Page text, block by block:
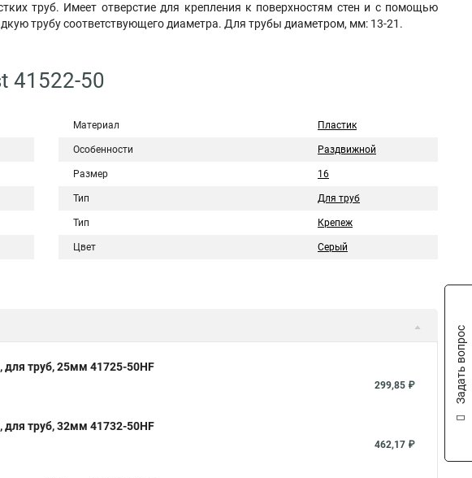
труб. Имеет отверстие для крепления к поверхностям стен и с помощью
трубу соответствующего диаметра. Для трубы диаметром, мм: 13-21.
41522-50
Материал Пластик
Особенности Раздвижной
Размер 16
Тип Для труб
Тип Крепеж
Цвет Серый
для труб, 25мм 41725-50HF
299,85 ₽
для труб, 32мм 41732-50HF
462,17 ₽
Задать вопрос